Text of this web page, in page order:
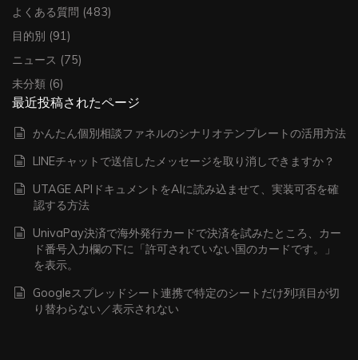
よくある質問 (483)
目的別 (91)
ニュース (75)
未分類 (6)
最近投稿されたページ
かんたん個別相談ファネルのシナリオテンプレートの活用方法
LINEチャットで送信したメッセージを取り消しできますか？
UTAGE APIドキュメントをAIに読み込ませて、実装可否を確
認する方法
UnivaPay決済で海外発行カードで決済を試みたところ、カー
ド番号入力欄の下に「許可されていない国のカードです。」
を表示。
Googleスプレッドシート連携で特定のシートだけ列項目が切
り替わらない／表示されない